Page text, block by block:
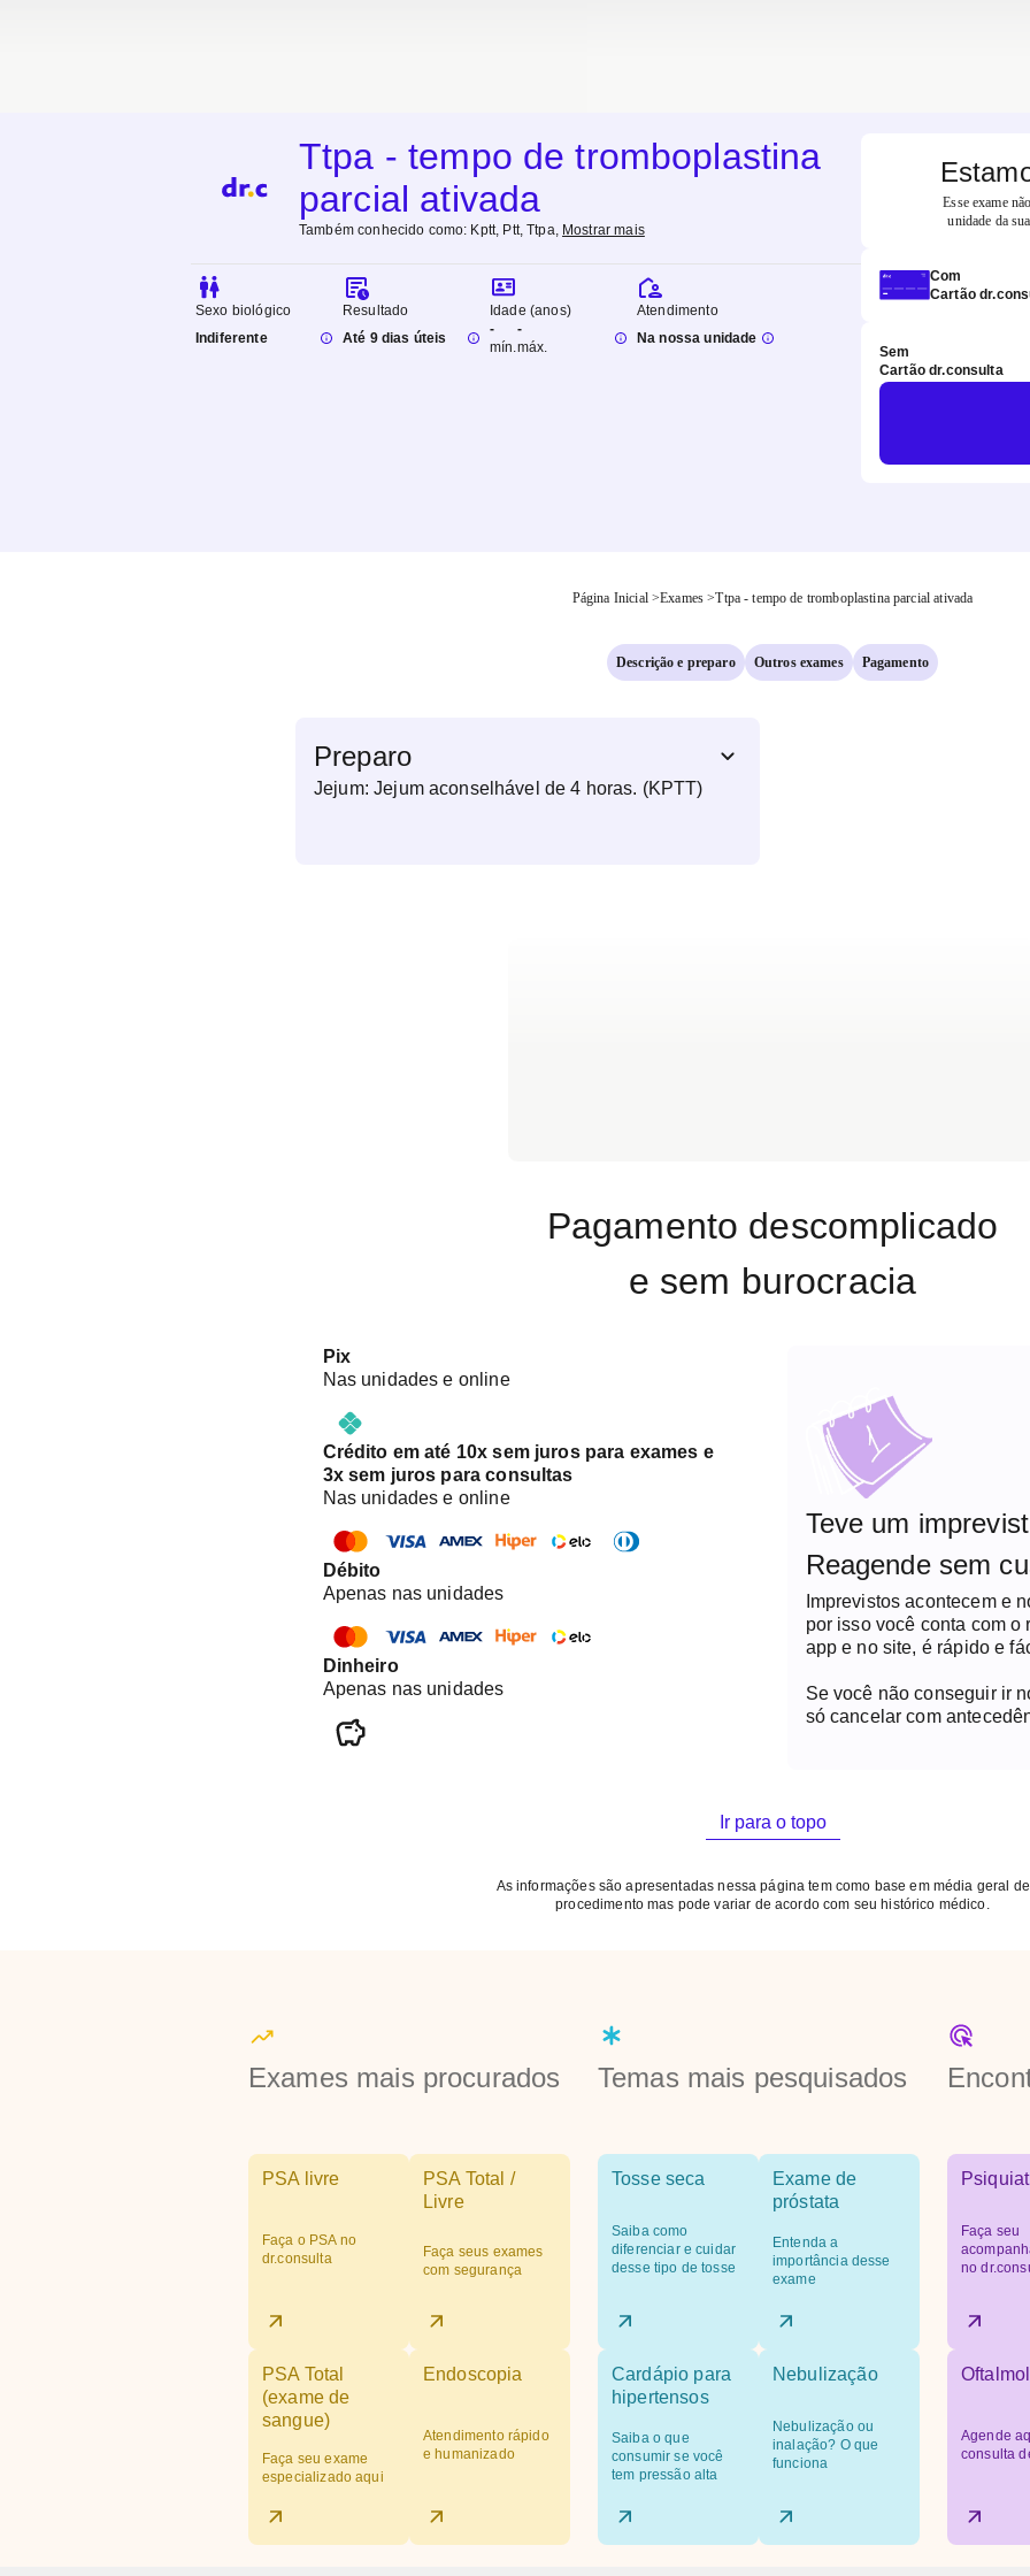
Ttpa - tempo de tromboplastina
parcial ativada
Também conhecido como: Kptt, Ptt, Ttpa, Mostrar mais
Sexo biológico
Indiferente
Resultado
Até 9 dias úteis
Idade (anos)
-
mín.
-
máx.
Atendimento
Na nossa unidade
Esse exame
unidade da
Com
Cartão
Sem
Cartão dr.consulta
Página Inicial >Exames >Ttpa - tempo de tromboplastina parcial ativada
Descrição e preparo Outros exames Pagamento
Preparo
Jejum: Jejum aconselhável de 4 horas. (KPTT)
Pagamento descomplicado
e sem burocracia
Pix
Nas unidades e online
Crédito em até 10x sem juros para exames e
3x sem juros para consultas
Nas unidades e online
Débito
Apenas nas unidades
Dinheiro
Apenas nas unidades
Teve um
Reagende sem
Imprevistos acontecem e
por isso você conta com o
app e no site, é rápido e
Se você não conseguir ir
só cancelar com
Ir para o topo
As informações são apresentadas nessa página tem como base em média geral
procedimento mas pode variar de acordo com seu histórico médico.
Exames mais procurados
PSA livre
Faça o PSA no
dr.consulta
PSA Total /
Livre
Faça seus exames
com segurança
PSA Total
(exame de
sangue)
Faça seu exame
especializado aqui
Endoscopia
Atendimento rápido
e humanizado
Temas mais pesquisados
Tosse seca
Saiba como
diferenciar e cuidar
desse tipo de tosse
Exame de
próstata
Entenda a
importância desse
exame
Cardápio para
hipertensos
Saiba o que
consumir se você
tem pressão alta
Nebulização
Nebulização ou
inalação? O que
funciona
Faça seu
no
Agende
consulta